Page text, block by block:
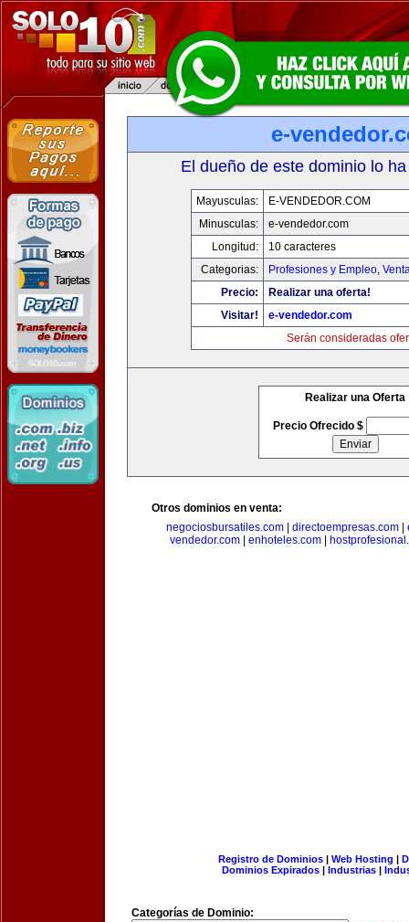
e-
El dueño de este dominio lo
Mayusculas:
E-VENDEDOR.COM
Minusculas:
e-vendedor.com
Longitud:
10 caracteres
Categorias:
Profesiones y Empleo,
Precio:
Realizar una oferta!
Visitar!
e-vendedor.com
Serán consideradas
Realizar una Oferta
Precio Ofrecido $
Otros dominios en venta:
negociosbursatiles.com
directoempresas.com
vendedor.com
enhoteles.com
Registro de Dominios| Web Hosting |
Dominios Expirados | Industrias |
Categorías de Dominio: